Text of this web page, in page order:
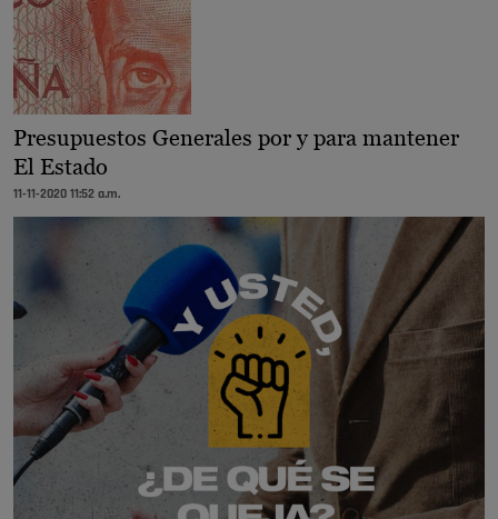
Presupuestos Generales por y para mantener
El Estado
11-11-2020 11:52 a.m.